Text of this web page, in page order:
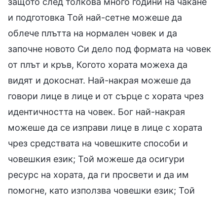
и подготовка Той най-сетне можеше да
облече плътта на нормален човек и да
започне новото Си дело под формата на човек
от плът и кръв, Когото хората можеха да
видят и докоснат. Най-накрая можеше да
говори лице в лице и от сърце с хората чрез
идентичността на човек. Бог най-накрая
можеше да се изправи лице в лице с хората
чрез средствата на човешките способи и
човешкия език; Той можеше да осигури
ресурс на хората, да ги просвети и да им
помогне, като използва човешки език; Той